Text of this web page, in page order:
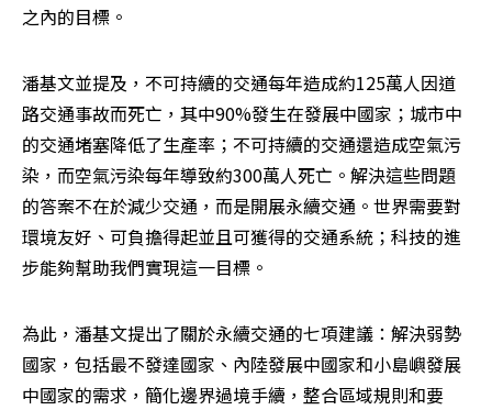
之內的目標。
潘基文並提及，不可持續的交通每年造成約125萬人因道
路交通事故而死亡，其中90%發生在發展中國家；城市中
的交通堵塞降低了生產率；不可持續的交通還造成空氣污
染，而空氣污染每年導致約300萬人死亡。解決這些問題
的答案不在於減少交通，而是開展永續交通。世界需要對
環境友好、可負擔得起並且可獲得的交通系統；科技的進
步能夠幫助我們實現這一目標。
為此，潘基文提出了關於永續交通的七項建議：解決弱勢
國家，包括最不發達國家、內陸發展中國家和小島嶼發展
中國家的需求，簡化邊界過境手續，整合區域規則和要